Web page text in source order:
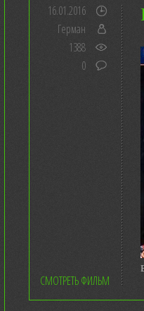
16.01.2016
Герман
1388
0
СМОТРЕТЬ ФИЛЬМ